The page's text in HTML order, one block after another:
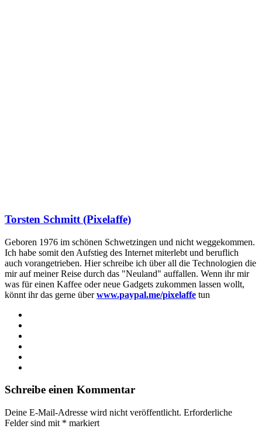
Torsten Schmitt (Pixelaffe)
Geboren 1976 im schönen Schwetzingen und nicht weggekommen.
Ich habe somit den Aufstieg des Internet miterlebt und beruflich
auch vorangetrieben. Hier schreibe ich über all die Technologien die
mir auf meiner Reise durch das "Neuland" auffallen. Wenn ihr mir
was für einen Kaffee oder neue Gadgets zukommen lassen wollt,
könnt ihr das gerne überwww.paypal.me/pixelaffe tun
Schreibe einen Kommentar
Deine E-Mail-Adresse wird nicht veröffentlicht. Erforderliche
Felder sind mit * markiert